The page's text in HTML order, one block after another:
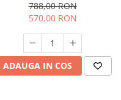
variabila, Detoolz DZ-C337
788,00 RON
570,00 RON
ADAUGA IN COS